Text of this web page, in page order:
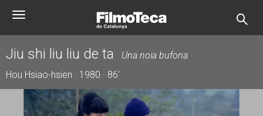
Toggle
Jiu shi liu liu de ta
Una noia bufona
Hou Hsiao-hsien · 1980 · 86'